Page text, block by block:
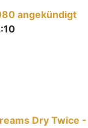
angekündigt
Dry Twice -